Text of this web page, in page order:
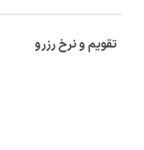
تقویم و نرخ رزرو